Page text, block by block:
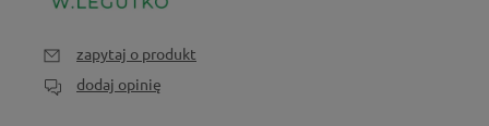
zapytaj o produkt
dodaj opinię